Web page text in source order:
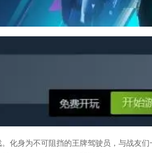
化身为不可阻挡的王牌驾驶员，与战友